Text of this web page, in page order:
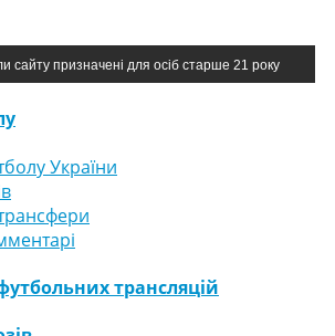
сайту призначені для осіб старше 21 року
України
трансляцій